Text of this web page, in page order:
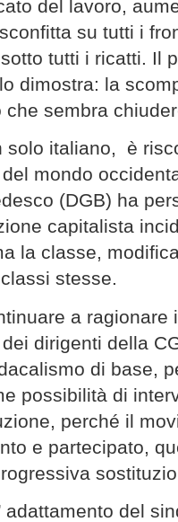
del lavoro,
su tutti i
tutti i ricatti. Il
dimostra: la
che sembra
solo italiano, è
mondo
(DGB) ha
capitalista
la classe,
stesse.
a ragionare
dirigenti della
di base,
possibilità di
perché il
e partecipato,
adattamento del